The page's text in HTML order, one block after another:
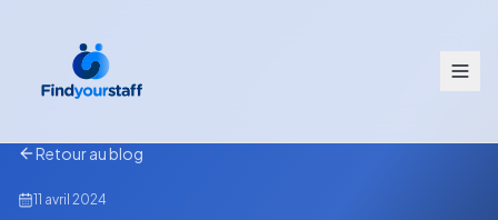
Retour au blog
11 avril 2024